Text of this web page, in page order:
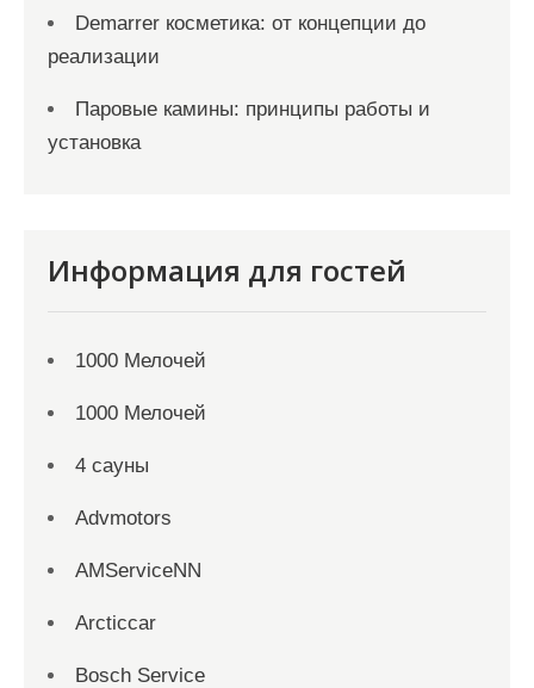
Demarrer косметика: от концепции до
реализации
Паровые камины: принципы работы и
установка
Информация для гостей
1000 Мелочей
1000 Мелочей
4 сауны
Advmotors
AMServiceNN
Arcticcar
Bosch Service